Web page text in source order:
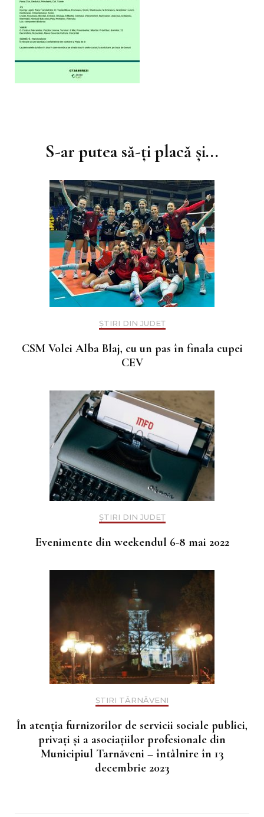
articoleS-ar putea să-ți placă și...
ȘTIRI DIN JUDEȚ
CSM Volei Alba Blaj, cu un pas în finala cupei
CEV
ȘTIRI DIN JUDEȚ
Evenimente din weekendul 6-8 mai 2022
ȘTIRI TÂRNĂVENI
În atenția furnizorilor de servicii sociale publici,
privați și a asociațiilor profesionale din
Municipiul Tarnăveni – întâlnire în 13
decembrie 2023